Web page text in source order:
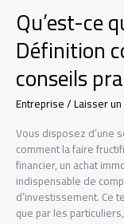
Qu’est-ce
Définition
conseils
Entreprise/Laisser
Vous disposez d’une
comment la faire
financier, un achat
indispensable de
d’investissement. Ce
que par les